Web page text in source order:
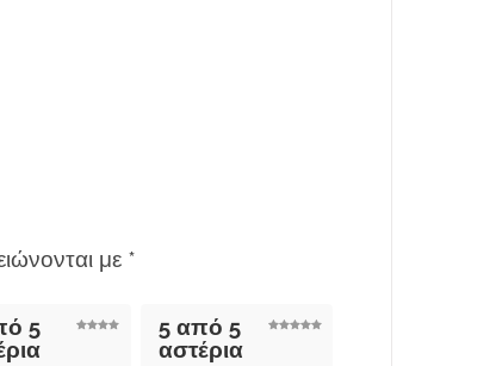
με *
5
5 από 5
αστέρια